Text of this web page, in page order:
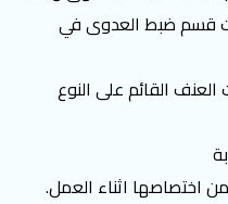
قسم ضبط العدوى في
العنف القائم على النوع
اختصاصها اثناء العمل.